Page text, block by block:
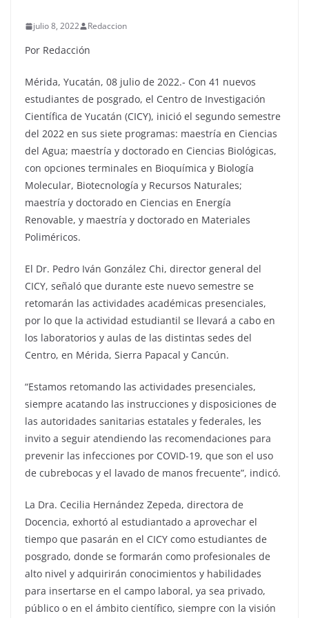
julio 8, 2022 Redaccion
Por Redacción
Mérida, Yucatán, 08 julio de 2022.- Con 41 nuevos
estudiantes de posgrado, el Centro de Investigación
Científica de Yucatán (CICY), inició el segundo semestre
del 2022 en sus siete programas: maestría en Ciencias
del Agua; maestría y doctorado en Ciencias Biológicas,
con opciones terminales en Bioquímica y Biología
Molecular, Biotecnología y Recursos Naturales;
maestría y doctorado en Ciencias en Energía
Renovable, y maestría y doctorado en Materiales
Poliméricos.
El Dr. Pedro Iván González Chi, director general del
CICY, señaló que durante este nuevo semestre se
retomarán las actividades académicas presenciales,
por lo que la actividad estudiantil se llevará a cabo en
los laboratorios y aulas de las distintas sedes del
Centro, en Mérida, Sierra Papacal y Cancún.
“Estamos retomando las actividades presenciales,
siempre acatando las instrucciones y disposiciones de
las autoridades sanitarias estatales y federales, les
invito a seguir atendiendo las recomendaciones para
prevenir las infecciones por COVID-19, que son el uso
de cubrebocas y el lavado de manos frecuente”, indicó.
La Dra. Cecilia Hernández Zepeda, directora de
Docencia, exhortó al estudiantado a aprovechar el
tiempo que pasarán en el CICY como estudiantes de
posgrado, donde se formarán como profesionales de
alto nivel y adquirirán conocimientos y habilidades
para insertarse en el campo laboral, ya sea privado,
público o en el ámbito científico, siempre con la visión